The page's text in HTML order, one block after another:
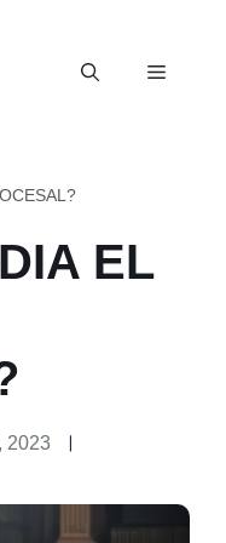
Menú
EL
2023